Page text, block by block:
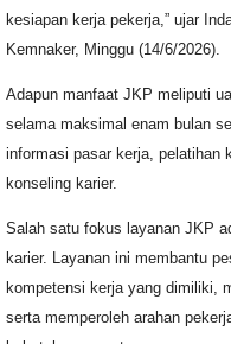
kesiapan kerja pekerja,” ujar
Kemnaker, Minggu (14/6/2026).
Adapun manfaat JKP meliputi
selama maksimal enam bulan
informasi pasar kerja, pelatihan
konseling karier.
Salah satu fokus layanan JKP
karier. Layanan ini membantu
kompetensi kerja yang dimiliki,
serta memperoleh arahan